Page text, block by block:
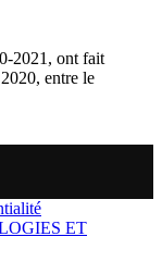
2021, ont fait
entre le
ET